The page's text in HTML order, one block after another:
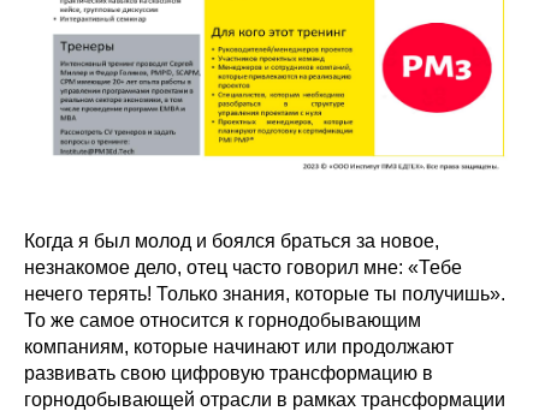
Когда я был молод и боялся браться за новое,
незнакомое дело, отец часто говорил мне: «Тебе
нечего терять! Только знания, которые ты получишь».
То же самое относится к горнодобывающим
компаниям, которые начинают или продолжают
развивать свою цифровую трансформацию в
горнодобывающей отрасли в рамках трансформации